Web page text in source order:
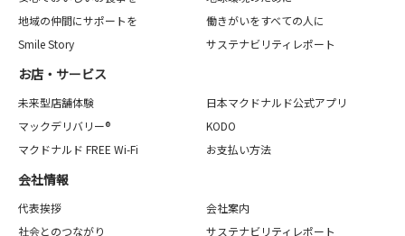
地域の仲間にサポートを
働きがいをすべての人に
Smile Story
サステナビリティレポート
お店・サービス
未来型店舗体験
日本マクドナルド公式アプリ
マックデリバリー®
KODO
マクドナルド FREE Wi-Fi
お支払い方法
会社情報
代表挨拶
会社案内
社会とのつながり
サステナビリティレポート